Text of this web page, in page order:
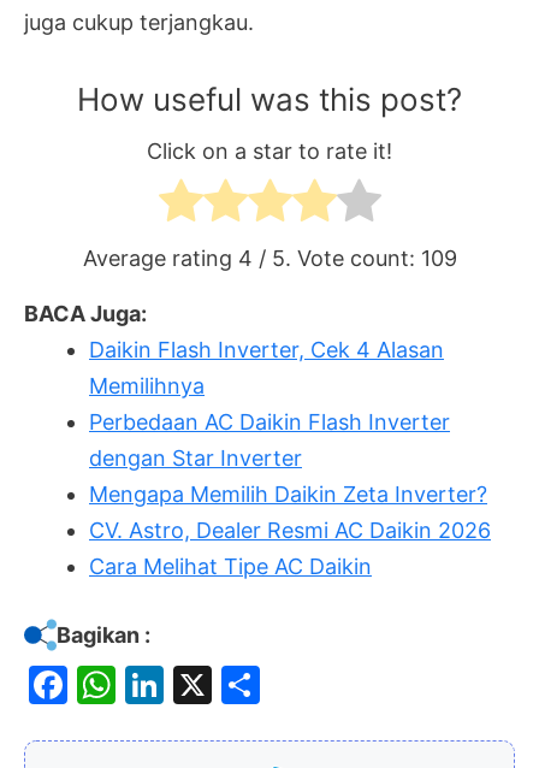
juga cukup terjangkau.
How useful was this post?
Click on a star to rate it!
Average rating 4 / 5. Vote count: 109
BACA Juga:
Daikin Flash Inverter, Cek 4 Alasan
Memilihnya
Perbedaan AC Daikin Flash Inverter
dengan Star Inverter
Mengapa Memilih Daikin Zeta Inverter?
CV. Astro, Dealer Resmi AC Daikin 2026
Cara Melihat Tipe AC Daikin
Bagikan :
F
W Li X